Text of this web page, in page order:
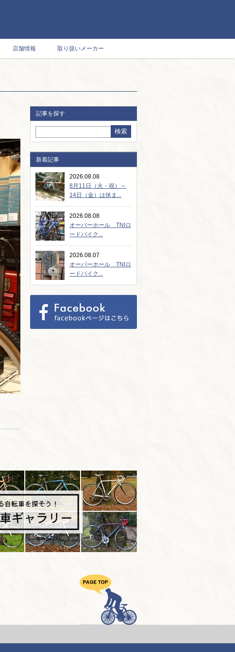
店舗情報 取り扱いメーカー
記事を探す
新着記事
2026.08.08
8月11日（火・祝）～
14日（金）は休ま...
2026.08.08
オーバーホール TNIロ
ードバイク...
2026.08.07
オーバーホール TNIロ
ードバイク...